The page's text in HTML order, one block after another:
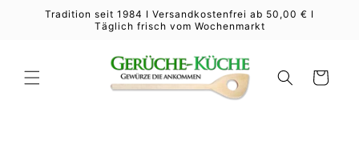
zumTradition seit 1984 I Versandkostenfrei ab 50,00 € I
Täglich frisch vom Wochenmarkt
Warenkorb